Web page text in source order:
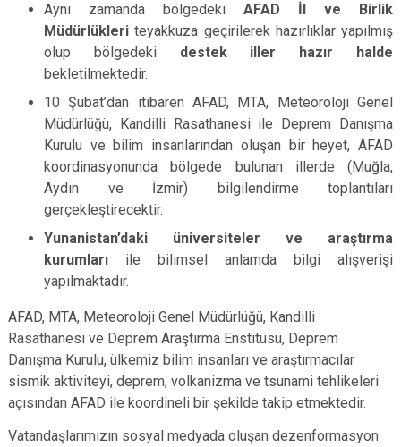
Aynı zamanda bölgedeki AFAD İl ve Birlik
Müdürlükleri teyakkuza geçirilerek hazırlıklar yapılmış
olup bölgedeki destek iller hazır halde
bekletilmektedir.
10 Şubat’dan itibaren AFAD, MTA, Meteoroloji Genel
Müdürlüğü, Kandilli Rasathanesi ile Deprem Danışma
Kurulu ve bilim insanlarından oluşan bir heyet, AFAD
koordinasyonunda bölgede bulunan illerde (Muğla,
Aydın ve İzmir) bilgilendirme toplantıları
gerçekleştirecektir.
Yunanistan’daki üniversiteler ve araştırma
kurumları ile bilimsel anlamda bilgi alışverişi
yapılmaktadır.
AFAD, MTA, Meteoroloji Genel Müdürlüğü, Kandilli
Rasathanesi ve Deprem Araştırma Enstitüsü, Deprem
Danışma Kurulu, ülkemiz bilim insanları ve araştırmacılar
sismik aktiviteyi, deprem, volkanizma ve tsunami tehlikeleri
açısından AFAD ile koordineli bir şekilde takip etmektedir.
Vatandaşlarımızın sosyal medyada oluşan dezenformasyon